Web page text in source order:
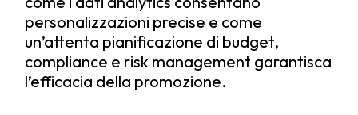
personalizzazioni precise e come
un’attenta pianificazione di budget,
compliance e risk management garantisca
l’efficacia della promozione.